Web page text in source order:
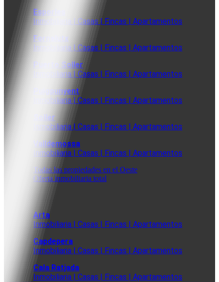
Esporles
Inmobiliaria | Casas | Fincas | Apartamentos
Fornalutx
Inmobiliaria | Casas | Fincas | Apartamentos
Puerto Soller
Inmobiliaria | Casas | Fincas | Apartamentos
Puigpunyent
Inmobiliaria | Casas | Fincas | Apartamentos
Soller
Inmobiliaria | Casas | Fincas | Apartamentos
Valldemossa
Inmobiliaria | Casas | Fincas | Apartamentos
Todas las propiedades en el Oeste
Oferta inmobiliaria total
Arta
Inmobiliaria | Casas | Fincas | Apartamentos
Capdepera
Inmobiliaria | Casas | Fincas | Apartamentos
Cala Ratjada
Inmobiliaria | Casas | Fincas | Apartamentos